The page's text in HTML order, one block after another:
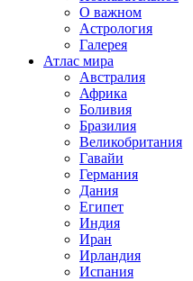
О важном
Астрология
Галерея
Атлас мира
Австралия
Африка
Боливия
Бразилия
Великобритания
Гавайи
Германия
Дания
Египет
Индия
Иран
Ирландия
Испания